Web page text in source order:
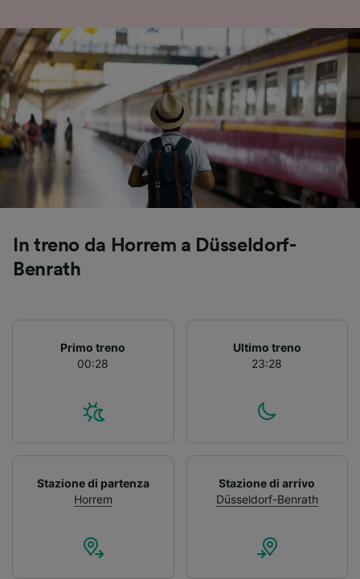
In treno da Horrem a Düsseldorf-
Benrath
Primo treno
00:28
Ultimo treno
23:28
Stazione di partenza
Horrem
Stazione di arrivo
Düsseldorf-Benrath
personalizzati, misurazione delle prestazioni
dei contenuti e degli annunci, ricerche sul
pubblico, sviluppo di servizi.
Elenco dei partner (fornitori)